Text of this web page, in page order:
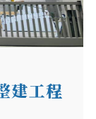
建工程